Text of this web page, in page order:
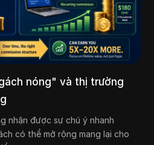
nóng" và thị trường
nhận được sự chú ý nhanh
có thể mở rộng mang lại cho